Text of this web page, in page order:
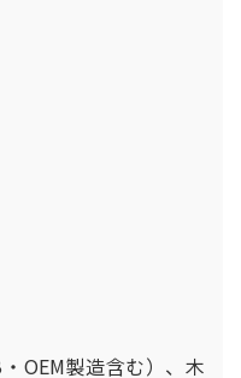
OEM製造含む）、木